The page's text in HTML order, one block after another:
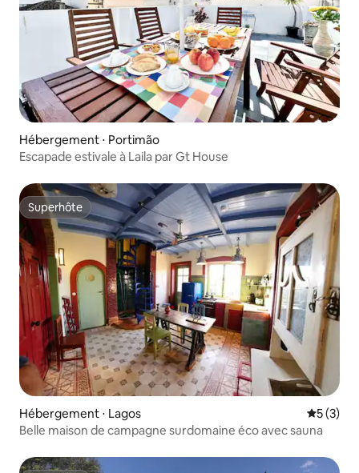
Hébergement ⋅ Portimão
Escapade estivale à Laila par Gt House
Superhôte
Superhôte
Hébergement ⋅ Lagos
5 (3)
Belle maison de campagne surdomaine éco avec sauna